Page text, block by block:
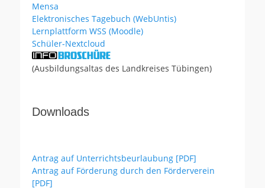
Mensa
Elektronisches Tagebuch (WebUntis)
Lernplattform WSS (Moodle)
Schüler-Nextcloud
(Ausbildungsaltas des Landkreises Tübingen)
Downloads
Antrag auf Unterrichtsbeurlaubung [PDF]
Antrag auf Förderung durch den Förderverein
[PDF]